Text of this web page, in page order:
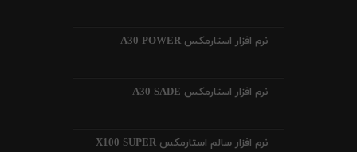
نرم افزار استارمکس A30 POWER
نرم افزار استارمکس A30 SADE
نرم افزار سالم استارمکس X100 SUPER